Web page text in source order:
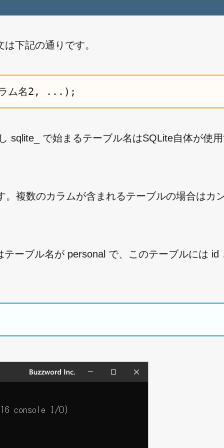
下記の通りです。
ラム名2, ...);
sqlite_ で始まるテーブル名はSQLite自体が使
複数のカラムが含まれるテーブルの場合はカ
ーブル名が personal で、このテーブルには id